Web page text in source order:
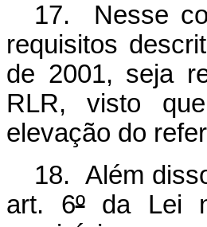
17. Nesse
requisitos
de 2001, seja
RLR, visto
elevação do
18. Além
art. 6ºda Lei